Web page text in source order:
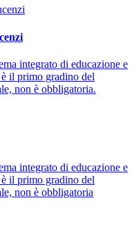
integrato di educazione e
il primo gradino del
non è obbligatoria.
integrato di educazione e
il primo gradino del
non è obbligatoria